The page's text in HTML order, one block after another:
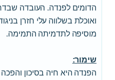
הדומים לפנדה. העובדה
ואוכלת בשלווה עלי חזרן
מוסיפה לתדמיתה התמימה.
שימור:
הפנדה היא חיה בסיכון